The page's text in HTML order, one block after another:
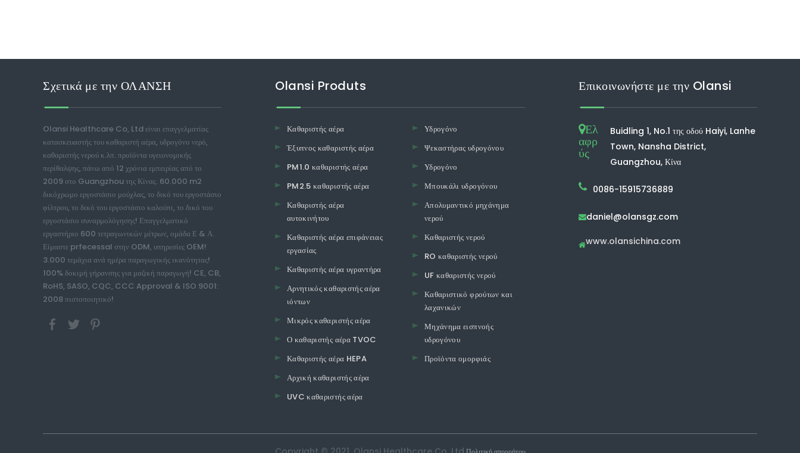
Σχετικά με την ΟΛΑΝΣΗ
Olansi Healthcare Co, Ltd είναι επαγγελματίας
κατασκευαστής του καθαριστή αέρα, υδρογόνο νερό,
καθαριστής νερού κ.λπ. προϊόντα υγειονομικής
περίθαλψης, πάνω από 12 χρόνια εμπειρίας από το
2009 στο Guangzhou της Κίνας. 60.000 m2
δικόχρωμο εργοστάσιο μούχλας, το δικό του εργοστάσιο
φίλτρου, το δικό του εργοστάσιο καλούπι, το δικό του
εργοστάσιο συναρμολόγησης! Επαγγελματικό
εργαστήριο 600 τετραγωνικών μέτρων, ομάδα Ε & Α.
Είμαστε prfecessal στην ODM, υπηρεσίες OEM!
3.000 τεμάχια ανά ημέρα παραγωγικής ικανότητας!
100% δοκιμή γήρανσης για μαζική παραγωγή! CE, CB,
RoHS, SASO, CQC, CCC Approval & ISO 9001:
2008 πιστοποιητικό!
Olansi Produts
Καθαριστής αέρα
Έξυπνος καθαριστής αέρα
PM1.0 καθαριστής αέρα
PM2.5 καθαριστής αέρα
Καθαριστής αέρα
αυτοκινήτου
Καθαριστής αέρα επιφάνειας
εργασίας
Καθαριστής αέρα υγραντήρα
Αρνητικός καθαριστής αέρα
ιόντων
Μικρός καθαριστής αέρα
Ο καθαριστής αέρα TVOC
Καθαριστής αέρα HEPA
Αρχική καθαριστής αέρα
UVC καθαριστής αέρα
Υδρογόνο
Ψεκαστήρας υδρογόνου
Υδρογόνο
Μπουκάλι υδρογόνου
Απολυμαντικό μηχάνημα
νερού
Καθαριστής νερού
RO καθαριστής νερού
UF καθαριστής νερού
Καθαριστικό φρούτων και
λαχανικών
Μηχάνημα εισπνοής
υδρογόνου
Προϊόντα ομορφιάς
Επικοινωνήστε με την Olansi
Ελ
αφρ
ύς
Buidling 1, No.1 της οδού Haiyi, Lanhe
Town, Nansha District,
Guangzhou, Κίνα
0086-15915736889
daniel@olansgz.com
www.olansichina.com